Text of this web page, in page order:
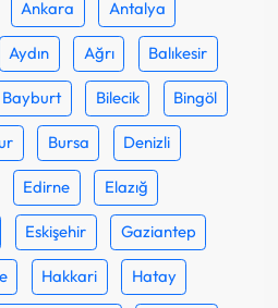
Ankara Antalya
Aydın Ağrı Balıkesir
Bayburt Bilecik Bingöl
Bursa Denizli
Edirne Elazığ
Eskişehir Gaziantep
Hakkari Hatay